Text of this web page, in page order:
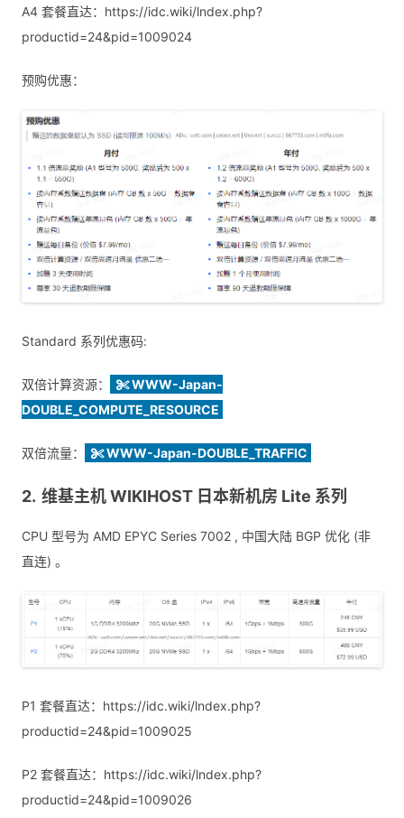
A4 套餐直达：https://idc.wiki/lndex.php?
productid=24&pid=1009024
预购优惠：
Standard 系列优惠码:
双倍计算资源：
WWW-Japan-
DOUBLE_COMPUTE_RESOURCE
双倍流量： WWW-Japan-DOUBLE_TRAFFIC
维基主机 WIKIHOST 日本新机房 Lite 系列
CPU 型号为 AMD EPYC Series 7002 , 中国大陆 BGP 优化 (非
直连) 。
P1 套餐直达：https://idc.wiki/lndex.php?
productid=24&pid=1009025
P2 套餐直达：https://idc.wiki/lndex.php?
productid=24&pid=1009026